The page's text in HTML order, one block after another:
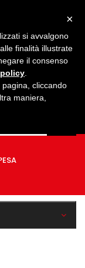
×
si avvalgono
finalità illustrate
il consenso
cliccando
maniera,